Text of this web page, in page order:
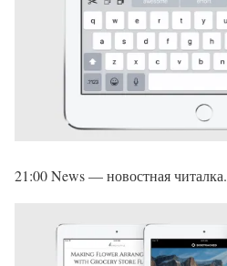
21:00 News — новостная читалка.